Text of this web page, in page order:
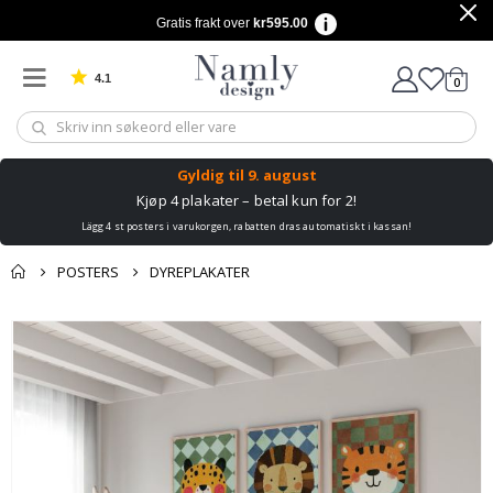
Gratis frakt over kr595.00
4.1 Basert på 1029 stemmer 0varer
Gyldig til 9. august
Kjøp 4 plakater – betal kun for 2!
Lägg 4 st posters i varukorgen, rabatten dras automatiskt i kassan!
POSTERS DYREPLAKATER
Andre kjøpte
produkter
Gå
til
slutten
bildegalleri